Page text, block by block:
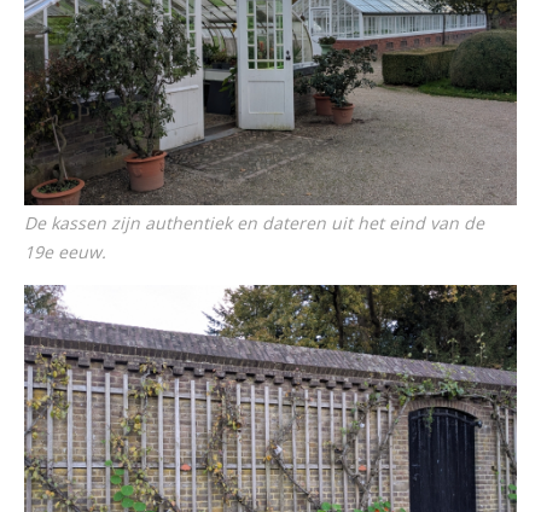
De kassen zijn authentiek en dateren uit het eind van de
19e eeuw.